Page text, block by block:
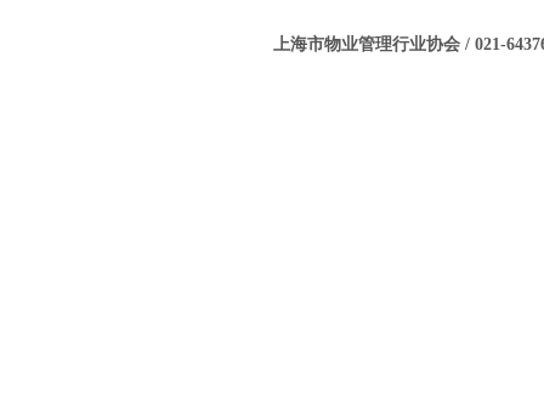
上海市物业管理行业协会 / 021-